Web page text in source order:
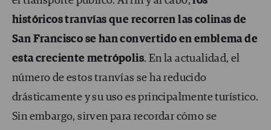
históricos tranvías que recorren las colinas de
San Francisco se han convertido en emblema de
esta creciente metrópolis. En la actualidad, el
número de estos tranvías se ha reducido
drásticamente y su uso es principalmente turístico.
Sin embargo, sirven para recordar cómo se